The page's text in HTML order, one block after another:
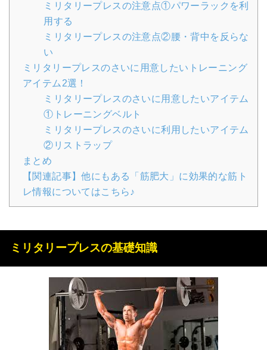
ミリタリープレスの注意点①パワーラックを利
用する
ミリタリープレスの注意点②腰・背中を反らな
い
ミリタリープレスのさいに用意したいトレーニング
アイテム2選！
ミリタリープレスのさいに用意したいアイテム
①トレーニングベルト
ミリタリープレスのさいに利用したいアイテム
②リストラップ
まとめ
【関連記事】他にもある「筋肥大」に効果的な筋ト
レ情報についてはこちら♪
ミリタリープレスの基礎知識